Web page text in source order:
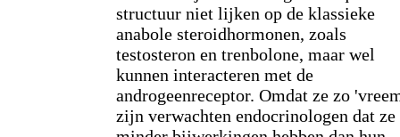
structuur niet lijken op de klassieke
anabole steroidhormonen, zoals
testosteron en trenbolone, maar wel
kunnen interacteren met de
androgeenreceptor. Omdat ze zo
zijn verwachten endocrinologen dat ze